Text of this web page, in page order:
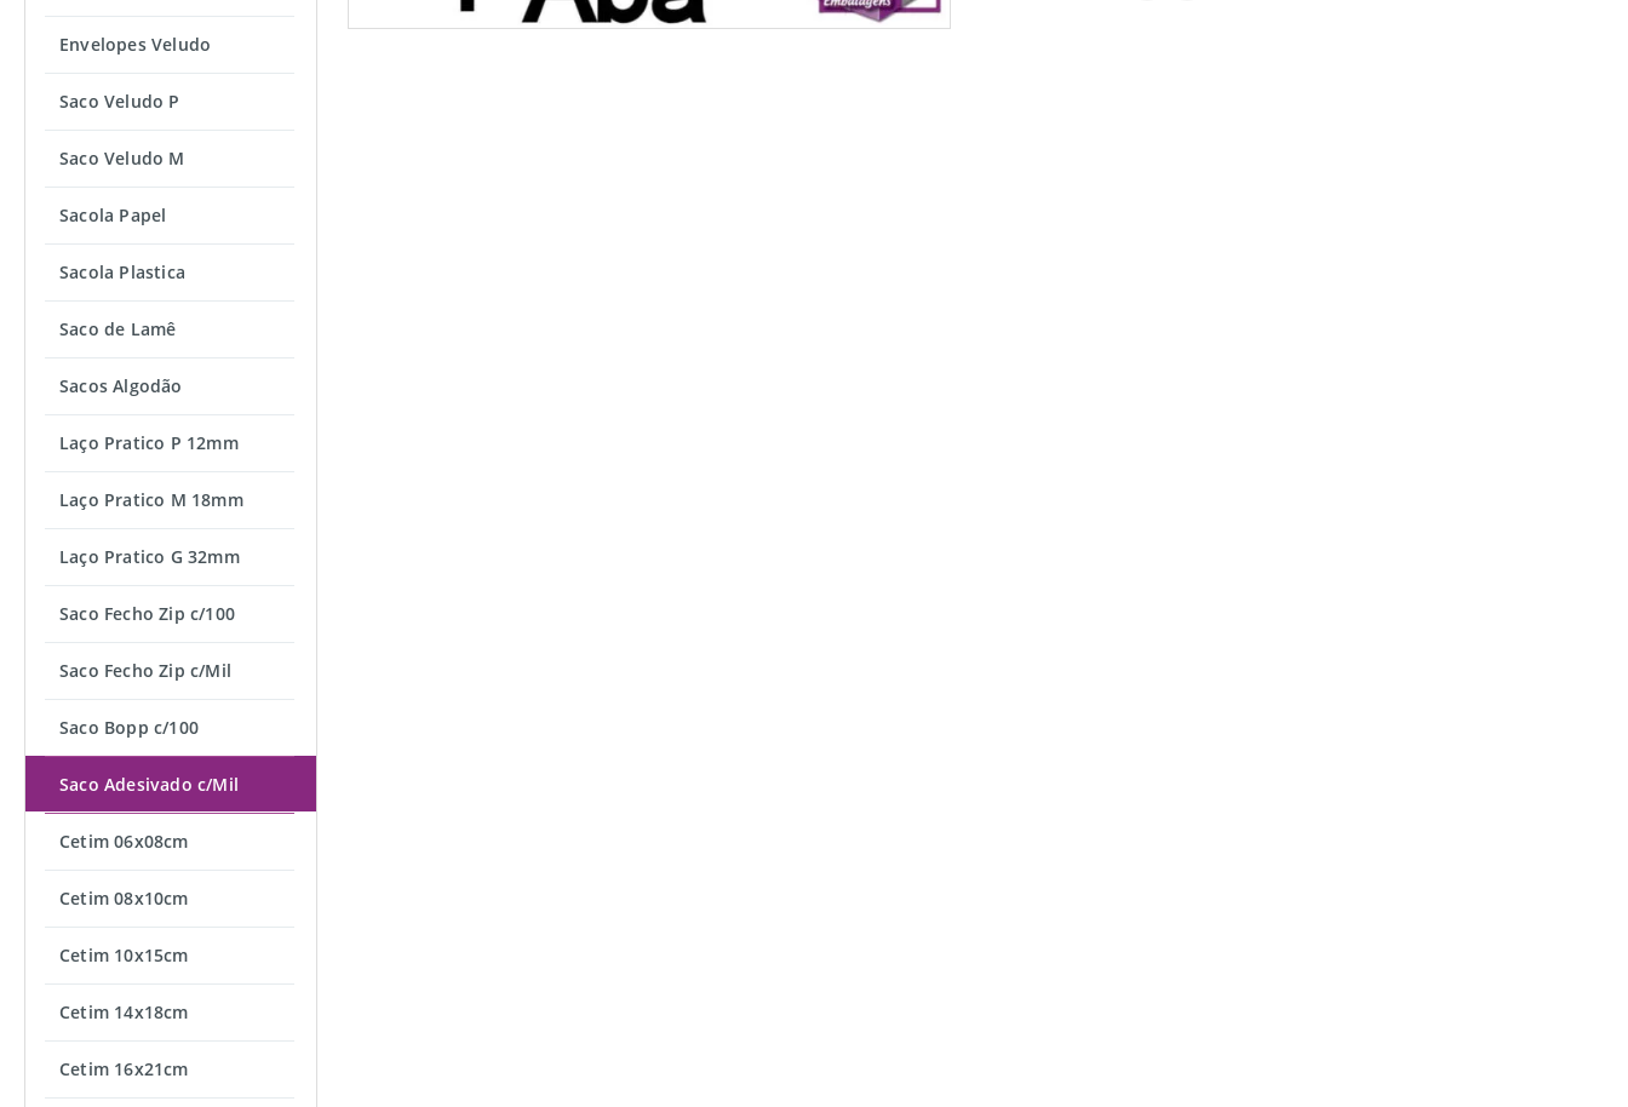
Envelopes Veludo
Saco Veludo P
Saco Veludo M
Sacola Papel
Sacola Plastica
Saco de Lamê
Sacos Algodão
Laço Pratico P 12mm
Laço Pratico M 18mm
Laço Pratico G 32mm
Saco Fecho Zip c/100
Saco Fecho Zip c/Mil
Saco Bopp c/100
Saco Adesivado c/Mil
Cetim 06x08cm
Cetim 08x10cm
Cetim 10x15cm
Cetim 14x18cm
Cetim 16x21cm